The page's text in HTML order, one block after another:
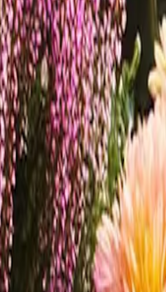
wenn der Sommer
lassen.
milden Temperaturen
robust macht